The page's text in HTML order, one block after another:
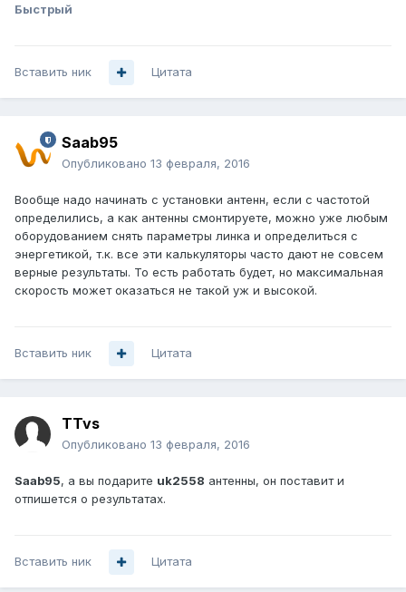
Быстрый
Вставить ник Цитата
Saab95
Опубликовано 13 февраля, 2016
Вообще надо начинать с установки антенн, если с частотой
определились, а как антенны смонтируете, можно уже любым
оборудованием снять параметры линка и определиться с
энергетикой, т.к. все эти калькуляторы часто дают не совсем
верные результаты. То есть работать будет, но максимальная
скорость может оказаться не такой уж и высокой.
Вставить ник Цитата
TTvs
Опубликовано 13 февраля, 2016
Saab95, а вы подарите uk2558 антенны, он поставит и
отпишется о результатах.
Вставить ник Цитата